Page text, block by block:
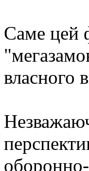
Саме цей
власного